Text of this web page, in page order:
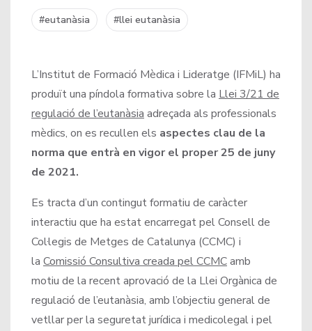
#eutanàsia #llei eutanàsia
L’Institut de Formació Mèdica i Lideratge (IFMiL) ha
produït una píndola formativa sobre la Llei 3/21 de
regulació de l’eutanàsiaadreçada als professionals
mèdics, on es recullen els aspectes clau de la
norma que entrà en vigor el proper 25 de juny
de 2021.
Es tracta d’un contingut formatiu de caràcter
interactiu que ha estat encarregat pel Consell de
Col·legis de Metges de Catalunya (CCMC) i
la Comissió Consultiva creada pel CCMCamb
motiu de la recent aprovació de la Llei Orgànica de
regulació de l’eutanàsia, amb l’objectiu general de
vetllar per la seguretat jurídica i medicolegal i pel